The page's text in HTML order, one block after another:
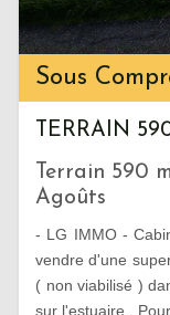
Sous
TERRAIN
Terrain 590
Agoûts
- LG IMMO -
vendre d'une
( non viabilisé )
sur l'estuaire .